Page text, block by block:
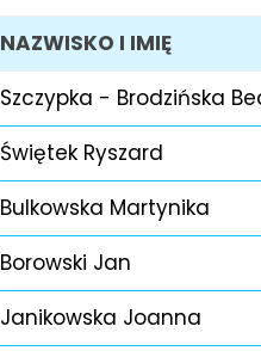
NAZWISKO I IMIĘ
Szczypka - Brodzińska
Świętek Ryszard
Bulkowska Martynika
Borowski Jan
Janikowska Joanna